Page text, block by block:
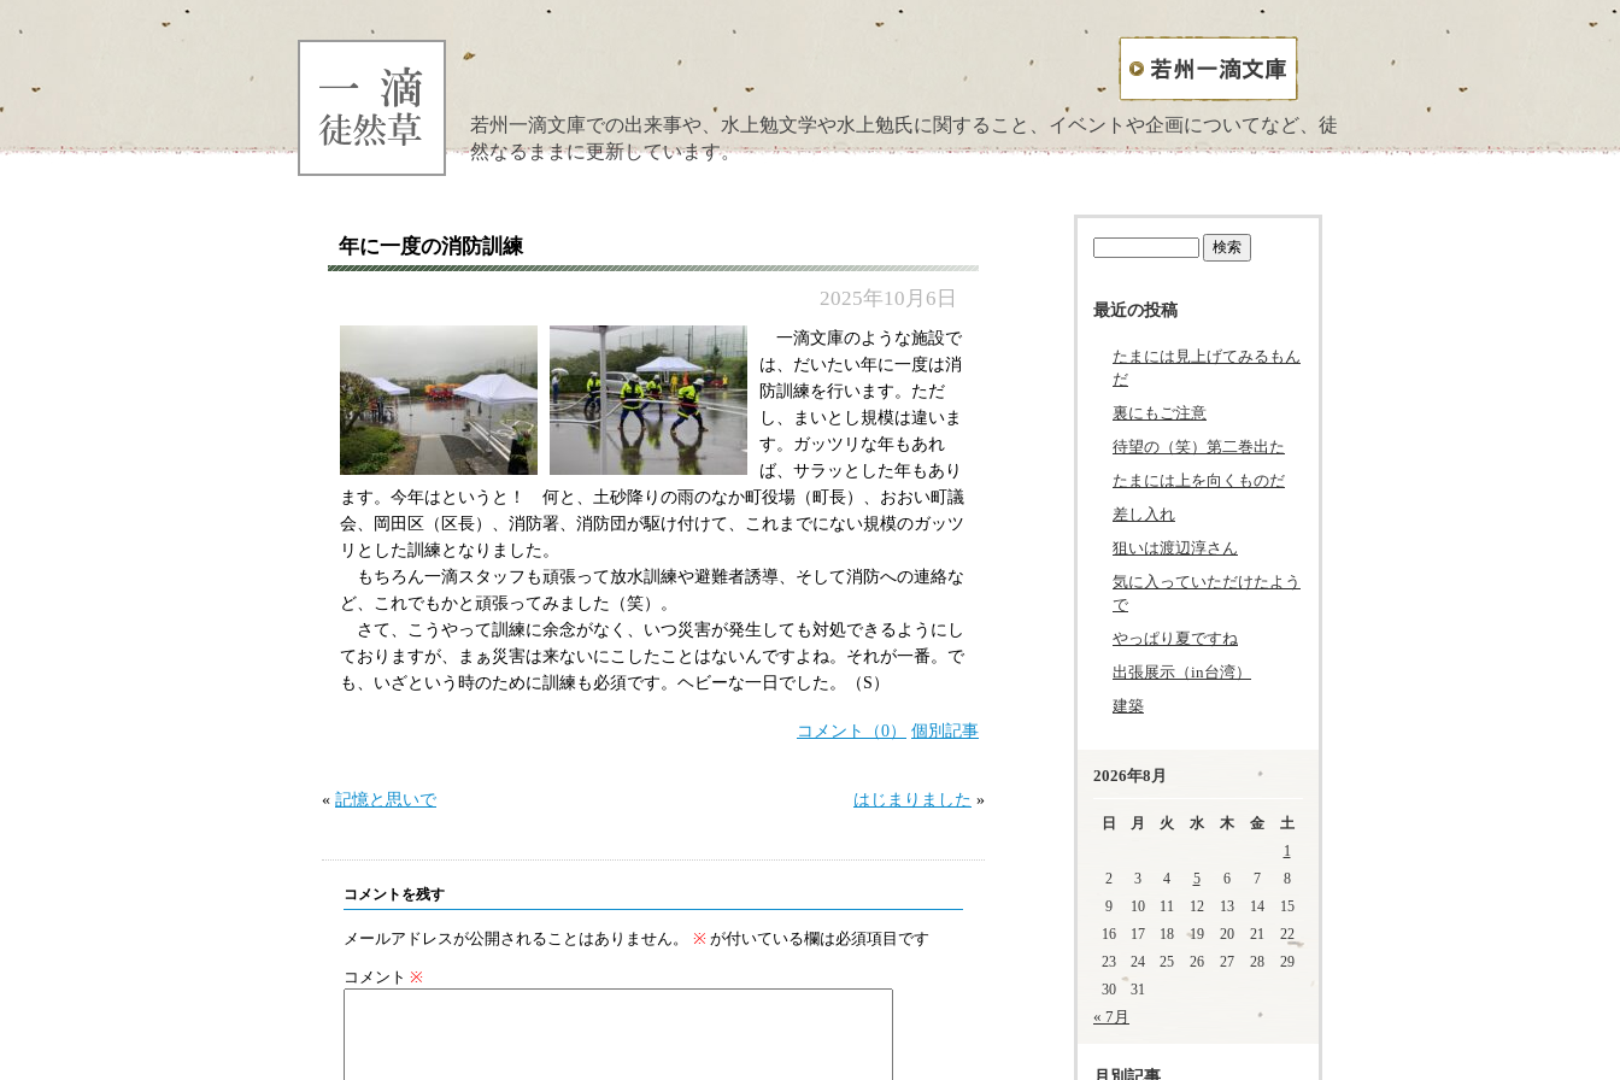
若州一滴文庫での出来事や、水上勉文学や水上勉氏に関すること、イベントや企画についてなど、徒
然なるままに更新しています。
年に一度の消防訓練
2025年10月6日
一滴文庫のような施設で
は、だいたい年に一度は消
防訓練を行います。ただ
し、まいとし規模は違いま
す。ガッツリな年もあれ
ば、サラッとした年もあり
ます。今年はというと！ 何と、土砂降りの雨のなか町役場（町長）、おおい町議
会、岡田区（区長）、消防署、消防団が駆け付けて、これまでにない規模のガッツ
リとした訓練となりました。
もちろん一滴スタッフも頑張って放水訓練や避難者誘導、そして消防への連絡な
ど、これでもかと頑張ってみました（笑）。
さて、こうやって訓練に余念がなく、いつ災害が発生しても対処できるようにし
ておりますが、まぁ災害は来ないにこしたことはないんですよね。それが一番。で
も、いざという時のために訓練も必須です。ヘビーな一日でした。（S）
コメント（0） 個別記事
« 記憶と思いで はじまりました »
コメントを残す
メールアドレスが公開されることはありません。 ※ が付いている欄は必須項目です
コメント ※
最近の投稿
たまには見上げてみるもん
だ
裏にもご注意
待望の（笑）第二巻出た
たまには上を向くものだ
差し入れ
狙いは渡辺淳さん
気に入っていただけたよう
で
やっぱり夏ですね
出張展示（in台湾）
建築
2026年8月
日 月 火 水 木 金
土
1
2
3 4 5 6 7
8
9
10 11 12 13 14
15
16
17 18 19 20 21
22
23
24 25 26 27 28
29
30
31
« 7月